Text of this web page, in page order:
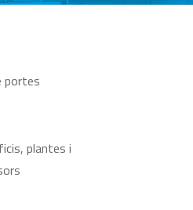
portes
plantes i